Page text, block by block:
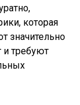
которая
значительно
и требуют